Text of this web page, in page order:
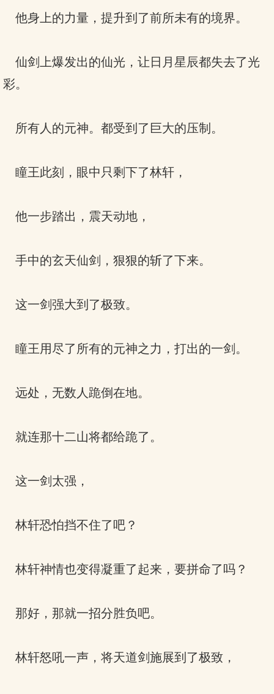
他身上的力量，提升到了前所未有的境界。
仙剑上爆发出的仙光，让日月星辰都失去了光
彩。
所有人的元神。都受到了巨大的压制。
瞳王此刻，眼中只剩下了林轩，
他一步踏出，震天动地，
手中的玄天仙剑，狠狠的斩了下来。
这一剑强大到了极致。
瞳王用尽了所有的元神之力，打出的一剑。
远处，无数人跪倒在地。
就连那十二山将都给跪了。
这一剑太强，
林轩恐怕挡不住了吧？
林轩神情也变得凝重了起来，要拼命了吗？
那好，那就一招分胜负吧。
林轩怒吼一声，将天道剑施展到了极致，